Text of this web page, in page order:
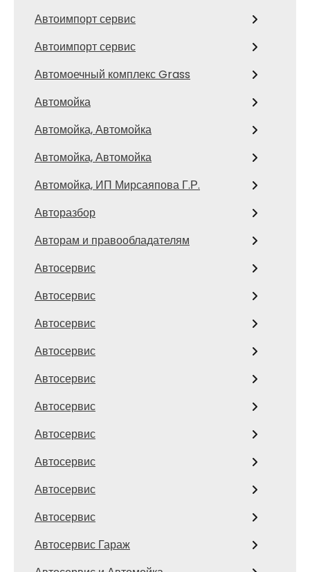
Автоимпорт сервис
Автоимпорт сервис
Автомоечный комплекс Grass
Автомойка
Автомойка, Автомойка
Автомойка, Автомойка
Автомойка, ИП Мирсаяпова Г.Р.
Авторазбор
Авторам и правообладателям
Автосервис
Автосервис
Автосервис
Автосервис
Автосервис
Автосервис
Автосервис
Автосервис
Автосервис
Автосервис
Автосервис Гараж